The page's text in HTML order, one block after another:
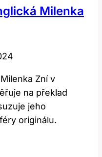
Milenka
Zní v
na překlad
jeho
originálu.